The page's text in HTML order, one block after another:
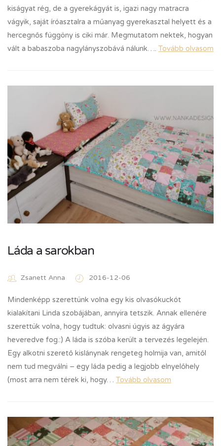
kiságyat rég, de a gyerekágyát is, igazi nagy matracra
vágyik, saját íróasztalra a műanyag gyerekasztal helyett és a
hercegnős függöny is ciki már. Megmutatom nektek, hogyan
vált a babaszoba nagylányszobává nálunk…. Tovább olvasom
Láda a sarokban
Zsanett Anna 2016-12-06
Mindenképp szerettünk volna egy kis olvasókuckót
kialakítani Linda szobájában, annyira tetszik. Annak ellenére
szerettük volna, hogy tudtuk: olvasni úgyis az ágyára
heveredve fog.:) A láda is szóba került a tervezés legelején.
Egy alkotni szerető kislánynak rengeteg holmija van, amitől
nem tud megválni – egy láda pedig a legjobb elnyelőhely
(most arra nem térek ki, hogy… Tovább olvasom